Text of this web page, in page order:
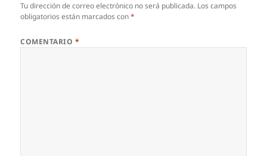
Tu dirección de correo electrónico no será publicada. Los campos
obligatorios están marcados con*
COMENTARIO *